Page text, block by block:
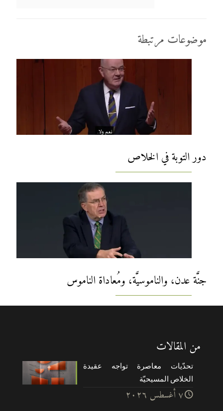
موضوعات مرتبطة
دور التوبة في الخلاص
جنَّة عدن، والناموسيَّة، ومُعاداة الناموس
من المقالات
تحدّيات معاصرة تواجه عقيدة
الخلاص المسيحيّة
۷ أغسطس ۲۰۲٦